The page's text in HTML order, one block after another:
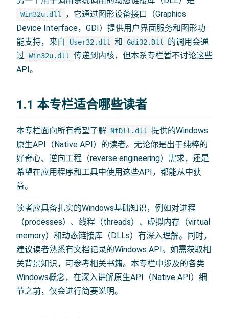
Win32u.dll
，它通过图形设备接口（Graphics
Device Interface，GDI）提供用户界面服务和图形功
能支持，来自
User32.dll 和 Gdi32.Dll
的调用会通
过 Win32u.dll
传递到内核，但本系专栏暂不讨论这些
API。
1.1 本专栏适合哪些读者
本专栏面向所有希望了解 NtDll.dll
提供的Windows
原生API（Native API）的读者。无论你是出于纯粹的
好奇心、逆向工程（reverse engineering）需求，还是
希望在应用程序和工具中使用这些API，都能从中获
益。
读者应具备扎实的Windows基础知识，例如对进程
（processes）、线程（threads）、虚拟内存（virtual
memory）和动态链接库（DLLs）有深入理解。同时，
建议读者熟悉有文档记录的Windows API。如需获取相
关背景知识，可参考相关书籍。本专栏中涉及的各类
Windows概念，在深入讲解原生API（Native API）细
节之前，仅会进行简要说明。